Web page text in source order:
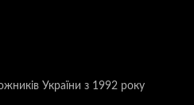
України з 1992 року